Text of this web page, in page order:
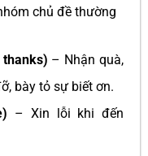
chủ đề thường
– Nhận quà,
bày tỏ sự biết ơn.
– Xin lỗi khi đến